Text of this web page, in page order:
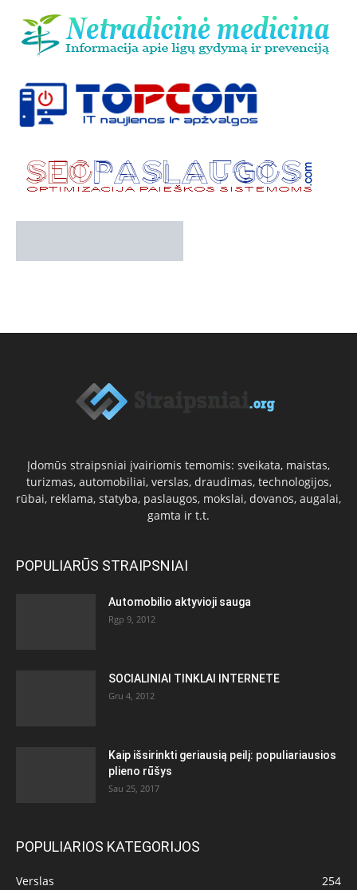
Įdomūs straipsniai įvairiomis temomis: sveikata, maistas,
turizmas, automobiliai, verslas, draudimas, technologijos,
rūbai, reklama, statyba, paslaugos, mokslai, dovanos, augalai,
gamta ir t.t.
POPULIARŪS STRAIPSNIAI
Automobilio aktyvioji sauga
Rgp 9, 2012
SOCIALINIAI TINKLAI INTERNETE
Gru 4, 2012
Kaip išsirinkti geriausią peilį: populiariausios
plieno rūšys
Sau 25, 2017
POPULIARIOS KATEGORIJOS
Verslas 254